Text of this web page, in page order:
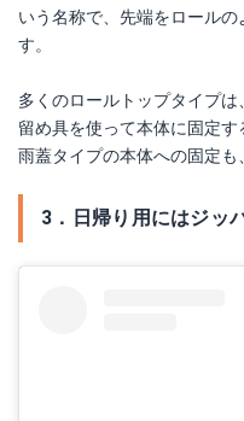
いう名称で、先端をロール
す。
多くのロールトップタイプ
留め具を使って本体に固定す
雨蓋タイプの本体への固定も
3．日帰り用にはジッ